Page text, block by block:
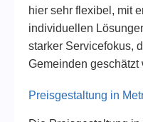
hier sehr flexibel, mit
individuellen
starker Servicefokus,
Gemeinden geschätzt
Preisgestaltung in